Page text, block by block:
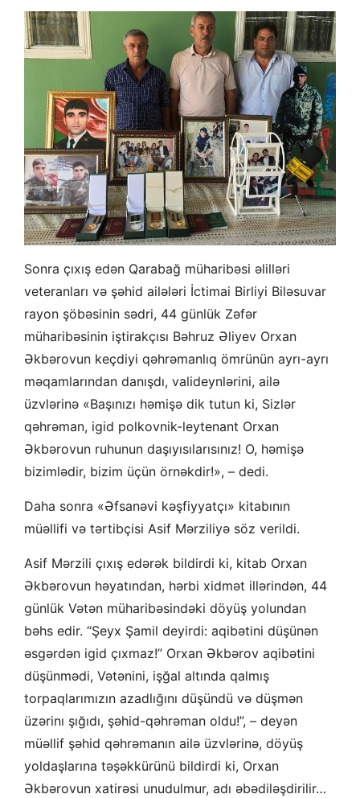
Sonra çıxış edən Qarabağ müharibəsi əlilləri
veteranları və şəhid ailələri İctimai Birliyi Biləsuvar
rayon şöbəsinin sədri, 44 günlük Zəfər
müharibəsinin iştirakçısı Bəhruz Əliyev Orxan
Əkbərovun keçdiyi qəhrəmanlıq ömrünün ayrı-ayrı
məqamlarından danışdı, valideynlərini, ailə
üzvlərinə «Başınızı həmişə dik tutun ki, Sizlər
qəhrəman, igid polkovnik-leytenant Orxan
Əkbərovun ruhunun daşıyısılarısınız! O, həmişə
bizimlədir, bizim üçün örnəkdir!», – dedi.
Daha sonra «Əfsanəvi kəşfiyyatçı» kitabının
müəllifi və tərtibçisi Asif Mərziliyə söz verildi.
Asif Mərzili çıxış edərək bildirdi ki, kitab Orxan
Əkbərovun həyatından, hərbi xidmət illərindən, 44
günlük Vətən müharibəsindəki döyüş yolundan
bəhs edir. “Şeyx Şamil deyirdi: aqibətini düşünən
əsgərdən igid çıxmaz!” Orxan Əkbərov aqibətini
düşünmədi, Vətənini, işğal altında qalmış
torpaqlarımızın azadlığını düşündü və düşmən
üzərinı şığıdı, şəhid-qəhrəman oldu!”, – deyən
müəllif şəhid qəhrəmanın ailə üzvlərinə, döyüş
yoldaşlarına təşəkkürünü bildirdi ki, Orxan
Əkbərovun xatirəsi unudulmur, adı əbədiləşdirilir…